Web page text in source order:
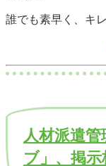
誰でも素早く、キ
人材派遣
ブ」、掲